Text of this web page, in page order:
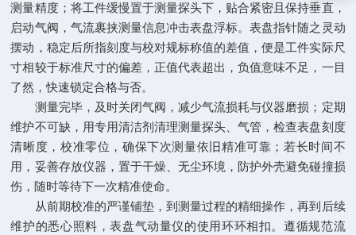
测量精度；将工件缓慢置于测量探头下，贴合紧密且保持垂直，
启动气阀，气流裹挟测量信息冲击表盘浮标。表盘指针随之灵动
摆动，稳定后所指刻度与校对规标称值的差值，便是工件实际尺
寸相较于标准尺寸的偏差，正值代表超出，负值意味不足，一目
了然，快速锁定合格与否。
测量完毕，及时关闭气阀，减少气流损耗与仪器磨损；定期
维护不可缺，用专用清洁剂清理测量探头、气管，检查表盘刻度
清晰度，校准零位，确保下次测量依旧精准可靠；若长时间不
用，妥善存放仪器，置于干燥、无尘环境，防护外壳避免碰撞损
伤，随时等待下一次精准使命。
从前期校准的严谨铺垫，到测量过程的精细操作，再到后续
维护的悉心照料，表盘气动量仪的使用环环相扣。遵循规范流